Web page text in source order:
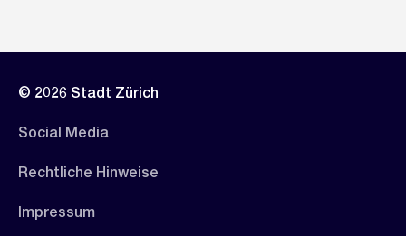
© 2026 Stadt Zürich
Social Media
Rechtliche Hinweise
Impressum